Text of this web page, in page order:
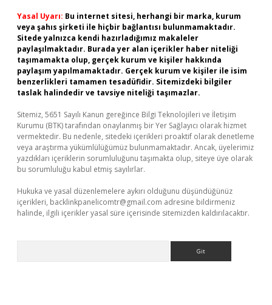
Yasal Uyarı: Bu internet sitesi, herhangi bir marka, kurum
veya şahıs şirketi ile hiçbir bağlantısı bulunmamaktadır.
Sitede yalnızca kendi hazırladığımız makaleler
paylaşılmaktadır. Burada yer alan içerikler haber niteliği
taşımamakta olup, gerçek kurum ve kişiler hakkında
paylaşım yapılmamaktadır. Gerçek kurum ve kişiler ile isim
benzerlikleri tamamen tesadüfidir. Sitemizdeki bilgiler
taslak halindedir ve tavsiye niteliği taşımazlar.
Sitemiz, 5651 Sayılı Kanun gereğince Bilgi Teknolojileri ve İletişim
Kurumu (BTK) tarafından onaylanmış bir Yer Sağlayıcı olarak hizmet
vermektedir. Bu nedenle, sitedeki içerikleri proaktif olarak denetleme
veya araştırma yükümlülüğümüz bulunmamaktadır. Ancak, üyelerimiz
yazdıkları içeriklerin sorumluluğunu taşımakta olup, siteye üye olarak
bu sorumluluğu kabul etmiş sayılırlar.
Hukuka ve yasal düzenlemelere aykırı olduğunu düşündüğünüz
içerikleri, backlinkpanelicomtr@gmail.com adresine bildirmeniz
halinde, ilgili içerikler yasal süre içerisinde sitemizden kaldırılacaktır.